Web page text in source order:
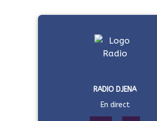
RADIO DJENA
En direct